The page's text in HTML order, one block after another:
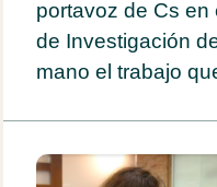
portavoz de Cs en
de Investigación
mano el trabajo